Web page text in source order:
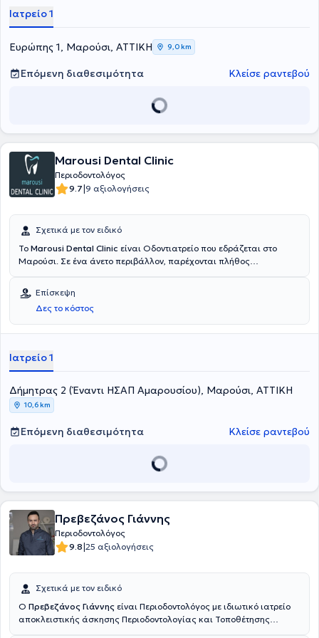
διαθέτει εμπειρία έχοντας εργαστεί σε κλινικές της Γερμανίας.
Ιατρείο 1
Ευρώπης 1, Μαρούσι, ΑΤΤΙΚΗ 9,0 km
Επόμενη διαθεσιμότητα Κλείσε ραντεβού
Marousi Dental Clinic
Περιοδοντολόγος
9.7|9 αξιολογήσεις
Σχετικά με τον ειδικό
To Marousi Dental Clinic είναι Οδοντιατρείο που εδράζεται στο
Μαρούσι. Σε ένα άνετο περιβάλλον, παρέχονται πλήθος
Περιοδοντολόγους. Υιοθετούνται οι πλέον εξελιγμένες τεχνολογίες
και βασικό μέλημα είναι η εφαρμογή λύσεων απόλυτα
προσαρμοσμένων στις ανάγκες των ασθενών.
Επίσκεψη
Δες το κόστος
Ιατρείο 1
Δήμητρας 2 (Έναντι ΗΣΑΠ Αμαρουσίου), Μαρούσι, ΑΤΤΙΚΗ
10,6 km
Επόμενη διαθεσιμότητα Κλείσε ραντεβού
Πρεβεζάνος Γιάννης
Περιοδοντολόγος
9.8|25 αξιολογήσεις
Σχετικά με τον ειδικό
Ο Πρεβεζάνος Γιάννης είναι Περιοδοντολόγος με ιδιωτικό ιατρείο
αποκλειστικής άσκησης Περιοδοντολογίας και Τοποθέτησης